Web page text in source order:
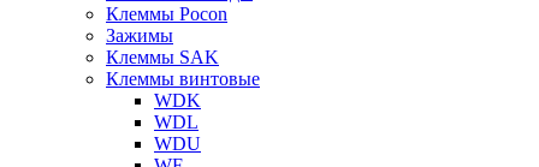
Клеммы Pocon
Зажимы
Клеммы SAK
Клеммы винтовые
WDK
WDL
WDU